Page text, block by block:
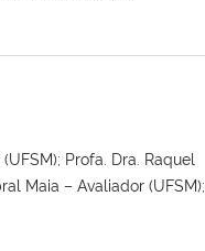
Profa. Dra. Raquel
Maia – Avaliador (UFSM);